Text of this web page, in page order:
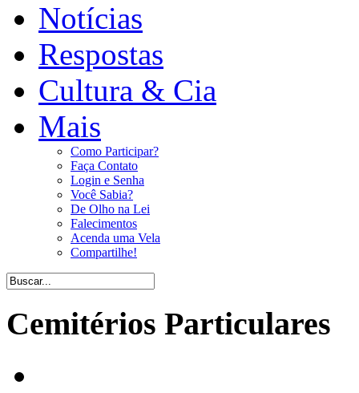
Notícias
Respostas
Cultura & Cia
Mais
Como Participar?
Faça Contato
Login e Senha
Você Sabia?
De Olho na Lei
Falecimentos
Acenda uma Vela
Compartilhe!
Cemitérios Particulares